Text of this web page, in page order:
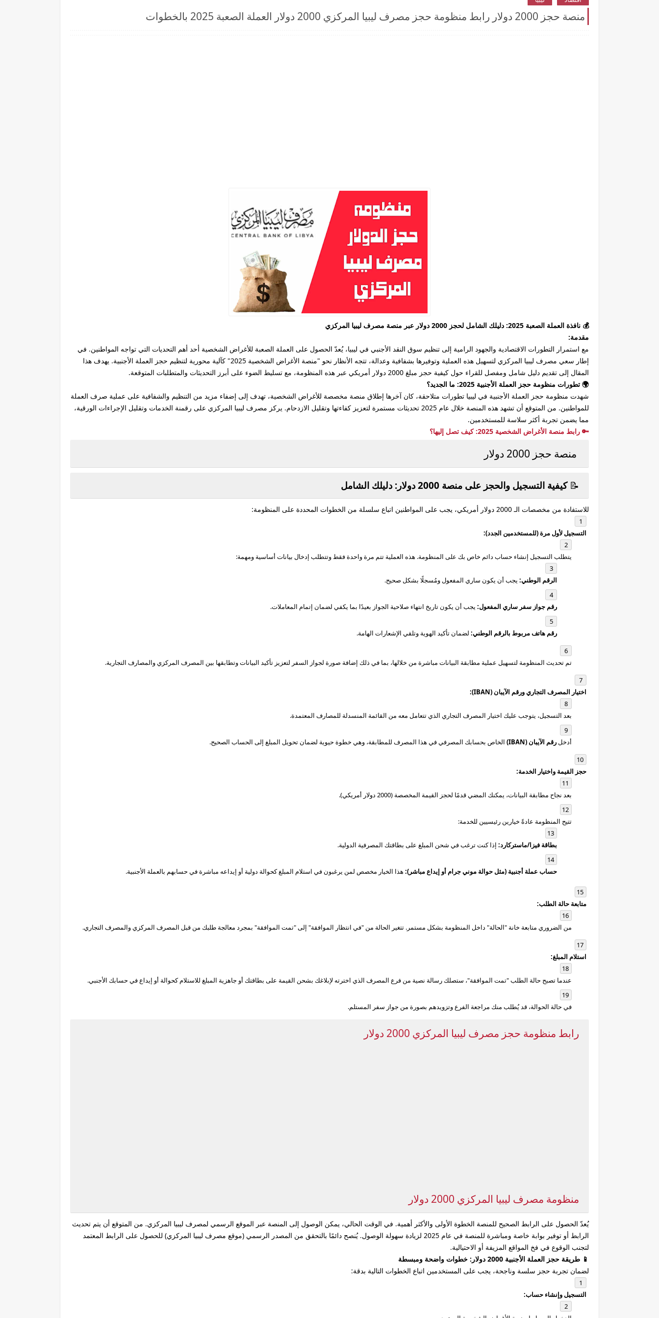
منصة حجز 2000 دولار رابط منظومة حجز مصرف ليبيا المركزي 2000 دولار العملة الصعبة 2025 بالخطوات
💰 نافذة العملة الصعبة 2025: دليلك الشامل لحجز 2000 دولار عبر منصة مصرف ليبيا المركزي
مقدمة:
مع استمرار التطورات الاقتصادية والجهود الرامية إلى تنظيم سوق النقد الأجنبي في ليبيا، يُعدّ الحصول على العملة الصعبة للأغراض الشخصية أحد أهم التحديات التي تواجه المواطنين. في
إطار سعي مصرف ليبيا المركزي لتسهيل هذه العملية وتوفيرها بشفافية وعدالة، تتجه الأنظار نحو "منصة الأغراض الشخصية 2025" كآلية محورية لتنظيم حجز العملة الأجنبية. يهدف هذا
المقال إلى تقديم دليل شامل ومفصل للقراء حول كيفية حجز مبلغ 2000 دولار أمريكي عبر هذه المنظومة، مع تسليط الضوء على أبرز التحديثات والمتطلبات المتوقعة.
🌍 تطورات منظومة حجز العملة الأجنبية 2025: ما الجديد؟
شهدت منظومة حجز العملة الأجنبية في ليبيا تطورات متلاحقة، كان آخرها إطلاق منصة مخصصة للأغراض الشخصية، تهدف إلى إضفاء مزيد من التنظيم والشفافية على عملية صرف العملة
للمواطنين. من المتوقع أن تشهد هذه المنصة خلال عام 2025 تحديثات مستمرة لتعزيز كفاءتها وتقليل الازدحام. يركز مصرف ليبيا المركزي على رقمنة الخدمات وتقليل الإجراءات الورقية،
مما يضمن تجربة أكثر سلاسة للمستخدمين.
🔑 رابط منصة الأغراض الشخصية 2025: كيف تصل إليها؟
منصة حجز 2000 دولار
📝كيفية التسجيل والحجز على منصة 2000 دولار: دليلك الشامل
للاستفادة من مخصصات الـ 2000 دولار أمريكي، يجب على المواطنين اتباع سلسلة من الخطوات المحددة على المنظومة:
التسجيل لأول مرة (للمستخدمين الجدد):
يتطلب التسجيل إنشاء حساب دائم خاص بك على المنظومة. هذه العملية تتم مرة واحدة فقط وتتطلب إدخال بيانات أساسية ومهمة:
الرقم الوطني: يجب أن يكون ساري المفعول ومُسجلًا بشكل صحيح.
رقم جواز سفر ساري المفعول: يجب أن يكون تاريخ انتهاء صلاحية الجواز بعيدًا بما يكفي لضمان إتمام المعاملات.
رقم هاتف مربوط بالرقم الوطني: لضمان تأكيد الهوية وتلقي الإشعارات الهامة.
تم تحديث المنظومة لتسهيل عملية مطابقة البيانات مباشرة من خلالها، بما في ذلك إضافة صورة لجواز السفر لتعزيز تأكيد البيانات وتطابقها بين المصرف المركزي والمصارف التجارية.
اختيار المصرف التجاري ورقم الآيبان (IBAN):
بعد التسجيل، يتوجب عليك اختيار المصرف التجاري الذي تتعامل معه من القائمة المنسدلة للمصارف المعتمدة.
أدخل رقم الآيبان (IBAN) الخاص بحسابك المصرفي في هذا المصرف للمطابقة، وهي خطوة حيوية لضمان تحويل المبلغ إلى الحساب الصحيح.
حجز القيمة واختيار الخدمة:
بعد نجاح مطابقة البيانات، يمكنك المضي قدمًا لحجز القيمة المخصصة (2000 دولار أمريكي).
تتيح المنظومة عادةً خيارين رئيسيين للخدمة:
بطاقة فيزا/ماستركارد: إذا كنت ترغب في شحن المبلغ على بطاقتك المصرفية الدولية.
حساب عملة أجنبية (مثل حوالة موني جرام أو إيداع مباشر): هذا الخيار مخصص لمن يرغبون في استلام المبلغ كحوالة دولية أو إيداعه مباشرة في حسابهم بالعملة الأجنبية.
متابعة حالة الطلب:
من الضروري متابعة خانة "الحالة" داخل المنظومة بشكل مستمر. تتغير الحالة من "في انتظار الموافقة" إلى "تمت الموافقة" بمجرد معالجة طلبك من قبل المصرف المركزي والمصرف التجاري.
استلام المبلغ:
عندما تصبح حالة الطلب "تمت الموافقة"، ستصلك رسالة نصية من فرع المصرف الذي اخترته لإبلاغك بشحن القيمة على بطاقتك أو جاهزية المبلغ للاستلام كحوالة أو إيداع في حسابك الأجنبي.
في حالة الحوالة، قد يُطلب منك مراجعة الفرع وتزويدهم بصورة من جواز سفر المستلم.
رابط منظومة حجز مصرف ليبيا المركزي 2000 دولار
منظومة مصرف ليبيا المركزي 2000 دولار
يُعدّ الحصول على الرابط الصحيح للمنصة الخطوة الأولى والأكثر أهمية. في الوقت الحالي، يمكن الوصول إلى المنصة عبر الموقع الرسمي لمصرف ليبيا المركزي. من المتوقع أن يتم تحديث
الرابط أو توفير بوابة خاصة ومباشرة للمنصة في عام 2025 لزيادة سهولة الوصول. يُنصح دائمًا بالتحقق من المصدر الرسمي (موقع مصرف ليبيا المركزي) للحصول على الرابط المعتمد
لتجنب الوقوع في فخ المواقع المزيفة أو الاحتيالية.
📱 طريقة حجز العملة الأجنبية 2000 دولار: خطوات واضحة ومبسطة
لضمان تجربة حجز سلسة وناجحة، يجب على المستخدمين اتباع الخطوات التالية بدقة:
التسجيل وإنشاء حساب: